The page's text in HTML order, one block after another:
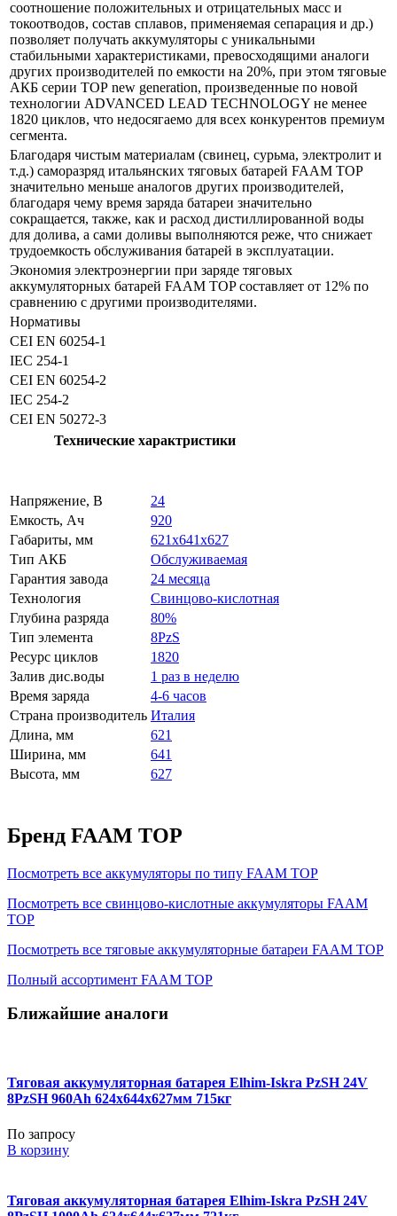
соотношение положительных и отрицательных масс и
токоотводов, состав сплавов, применяемая сепарация и др.)
позволяет получать аккумуляторы с уникальными
стабильными характеристиками, превосходящими аналоги
других производителей по емкости на 20%, при этом тяговые
АКБ серии ТОР new generation, произведенные по новой
технологии ADVANCED LEAD TECHNOLOGY не менее
1820 циклов, что недосягаемо для всех конкурентов премиум
сегмента.
Благодаря чистым материалам (свинец, сурьма, электролит и
т.д.) саморазряд итальянских тяговых батарей FAAM TOP
значительно меньше аналогов других производителей,
благодаря чему время заряда батареи значительно
сокращается, также, как и расход дистиллированной воды
для долива, а сами доливы выполняются реже, что снижает
трудоемкость обслуживания батарей в эксплуатации.
Экономия электроэнергии при заряде тяговых
аккумуляторных батарей FAAM TOP составляет от 12% по
сравнению с другими производителями.
Нормативы
CEI EN 60254-1
IEC 254-1
CEI EN 60254-2
IEC 254-2
CEI EN 50272-3
Технические характристики
Напряжение, В
24
Емкость, Ач
920
Габариты, мм
621x641x627
Тип АКБ
Обслуживаемая
Гарантия завода
24 месяца
Технология
Свинцово-кислотная
Глубина разряда
80%
Тип элемента
8PzS
Ресурс циклов
1820
Залив дис.воды
1 раз в неделю
Время заряда
4-6 часов
Страна производитель Италия
Длина, мм
621
Ширина, мм
641
Высота, мм
627
Бренд FAAM TOP
Посмотреть все аккумуляторы по типу FAAM TOP
Посмотреть все свинцово-кислотные аккумуляторы FAAM
TOP
Посмотреть все тяговые аккумуляторные батареи FAAM TOP
Полный ассортимент FAAM TOP
Ближайшие аналоги
Тяговая аккумуляторная батарея Elhim-Iskra PzSH 24V
8PzSH 960Ah 624x644x627мм 715кг
По запросу
В корзину
Тяговая аккумуляторная батарея Elhim-Iskra PzSH 24V